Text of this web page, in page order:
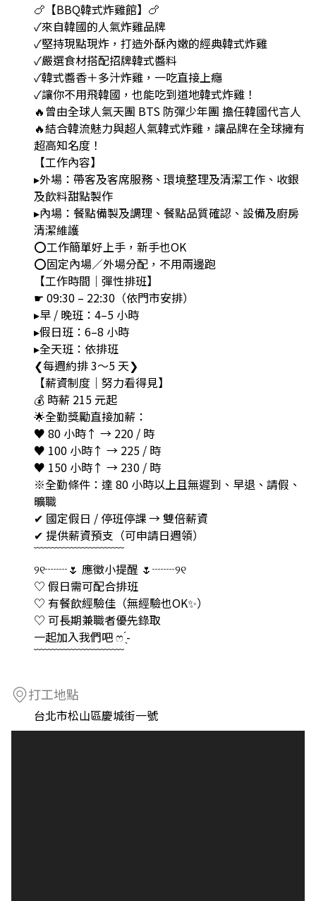
🍗【BBQ韓式炸雞館】🍗
✓來自韓國的人氣炸雞品牌
✓堅持現點現炸，打造外酥內嫩的經典韓式炸雞
✓嚴選食材搭配招牌韓式醬料
✓韓式醬香＋多汁炸雞，一吃直接上癮
✓讓你不用飛韓國，也能吃到道地韓式炸雞！
🔥曾由全球人氣天團 BTS 防彈少年團 擔任韓國代言人
🔥結合韓流魅力與超人氣韓式炸雞，讓品牌在全球擁有
超高知名度！
【工作內容】
▸外場：帶客及客席服務、環境整理及清潔工作、收銀
及飲料甜點製作
▸內場：餐點備製及調理、餐點品質確認、設備及廚房
清潔維護
⭕工作簡單好上手，新手也OK
⭕固定內場／外場分配，不用兩邊跑
【工作時間｜彈性排班】
☛ 09:30 – 22:30（依門市安排）
▸早 / 晚班：4–5 小時
▸假日班：6–8 小時
▸全天班：依排班
❮每週約排 3～5 天❯
【薪資制度｜努力看得見】
💰 時薪 215 元起
🌟全勤獎勵直接加薪：
♥ 80 小時↑ → 220 / 時
♥ 100 小時↑ → 225 / 時
♥ 150 小時↑ → 230 / 時
※全勤條件：達 80 小時以上且無遲到、早退、請假、
曠職
✔ 國定假日 / 停班停課 → 雙倍薪資
✔ 提供薪資預支（可申請日週領）
﹋﹋﹋﹋﹋﹋﹋﹋
୨୧┈┈🌷 應徵小提醒 🌷┈┈୨୧
♡ 假日需可配合排班
♡ 有餐飲經驗佳（無經驗也OK✨）
♡ 可長期兼職者優先錄取
一起加入我們吧 ෆ ̖́-
﹋﹋﹋﹋﹋﹋﹋﹋
打工地點
台北市松山區慶城街一號